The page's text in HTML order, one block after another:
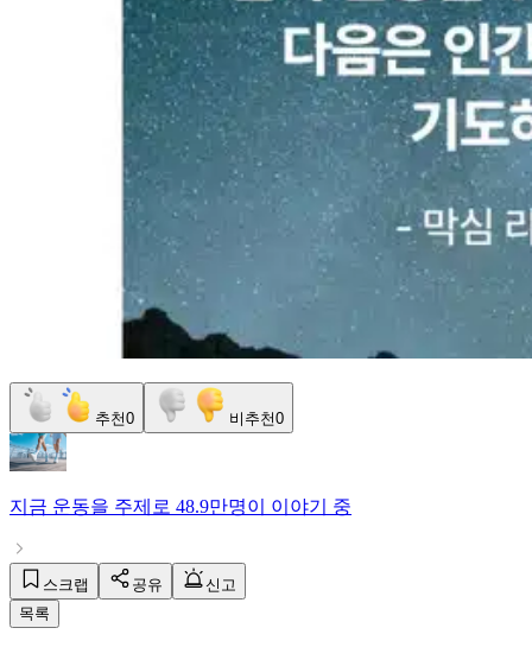
추천0 비추천0
지금 운동을 주제로 48.9만명이 이야기 중
스크랩 공유
신고
목록